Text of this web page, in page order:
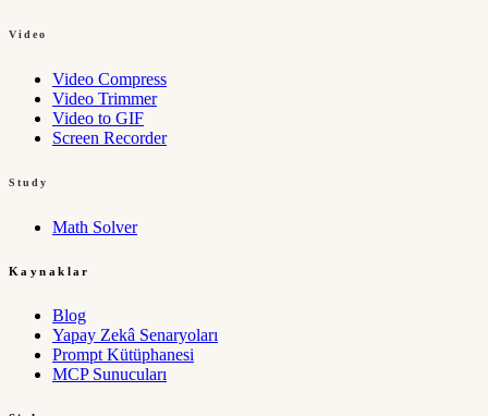
Video
Video Compress
Video Trimmer
Video to GIF
Screen Recorder
Study
Math Solver
Kaynaklar
Blog
Yapay Zekâ Senaryoları
Prompt Kütüphanesi
MCP Sunucuları